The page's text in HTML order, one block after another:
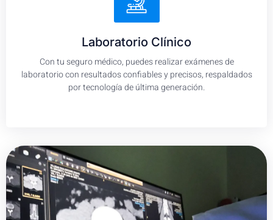
Laboratorio Clínico
Con tu seguro médico, puedes realizar exámenes de
laboratorio con resultados confiables y precisos, respaldados
por tecnología de última generación.